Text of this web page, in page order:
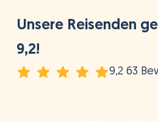
Unsere Reisenden
9,2!
9,2 63